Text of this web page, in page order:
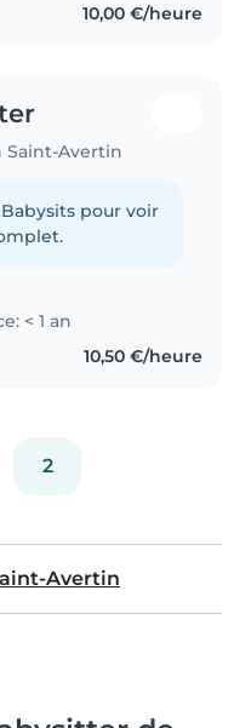
10,00 €/heure
Saint-Avertin
pour voir
< 1 an
10,50 €/heure
2
Avertin